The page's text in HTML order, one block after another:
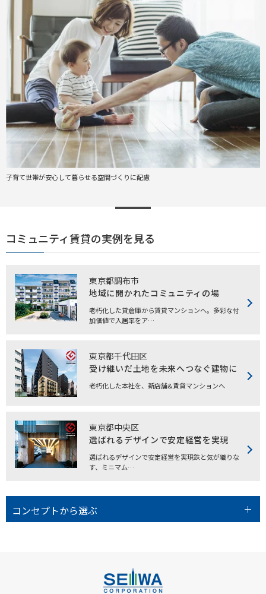
子育て世帯が安心して暮らせる空間づくりに配慮
コミュニティ賃貸の実例を見る
東京都調布市
地域に開かれたコミュニティの場
老朽化した貸倉庫から賃貸マンションへ。多彩な付
加価値で入居率をア…
東京都千代田区
受け継いだ土地を未来へつなぐ建物に
老朽化した本社を、新店舗&賃貸マンションへ
東京都中央区
選ばれるデザインで安定経営を実現
選ばれるデザインで安定経営を実現鉄と気が織りな
す、ミニマム…
コンセプトから選ぶ